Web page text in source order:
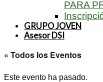
PARA
GRUPO JOVEN
Asesor DSI
« Todos los Eventos
Este evento ha pasado.